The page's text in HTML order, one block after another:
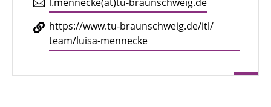
Technische Mitarbeitende
Lehrbeauftragte
https://​www.​tu-​braunschweig.​de/​itl/​
team/​luisa-​mennecke